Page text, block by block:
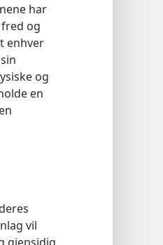
har
og
enhver
og
en
vil